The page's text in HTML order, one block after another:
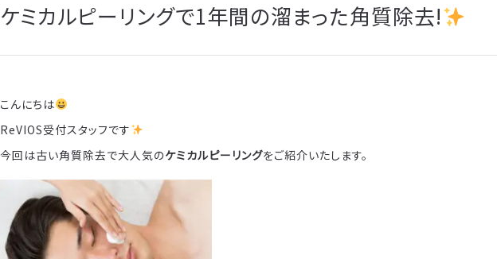
ケミカルピーリングで1年間の溜まった角質除去!
こんにちは
ReVIOS受付スタッフです
今回は古い角質除去で大人気のケミカルピーリングをご紹介いたします。